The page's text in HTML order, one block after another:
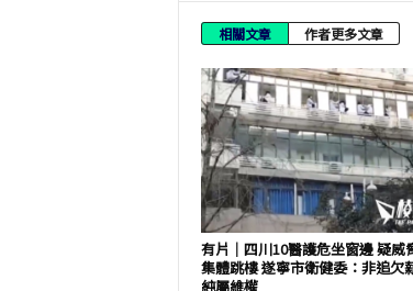
相關文章 作者更多文章
有片│四川10醫護危坐窗邊 疑威
集體跳樓 遂寧市衛健委：非追欠
純屬維權